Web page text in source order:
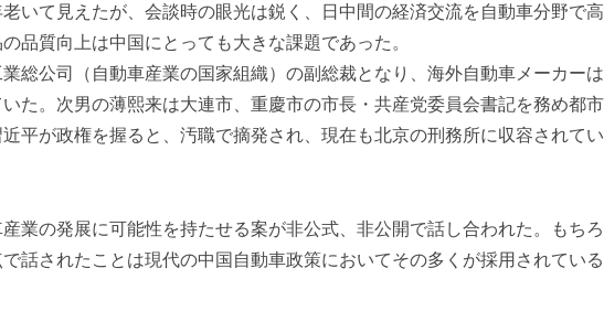
いて見えたが、会談時の眼光は鋭く、日中間の経済交流を自動車分野で
品質向上は中国にとっても大きな課題であった。
総公司（自動車産業の国家組織）の副総裁となり、海外自動車メーカー
た。次男の薄熙来は大連市、重慶市の市長・共産党委員会書記を務め都
平が政権を握ると、汚職で摘発され、現在も北京の刑務所に収容されて
業の発展に可能性を持たせる案が非公式、非公開で話し合われた。もち
話されたことは現代の中国自動車政策においてその多くが採用されている